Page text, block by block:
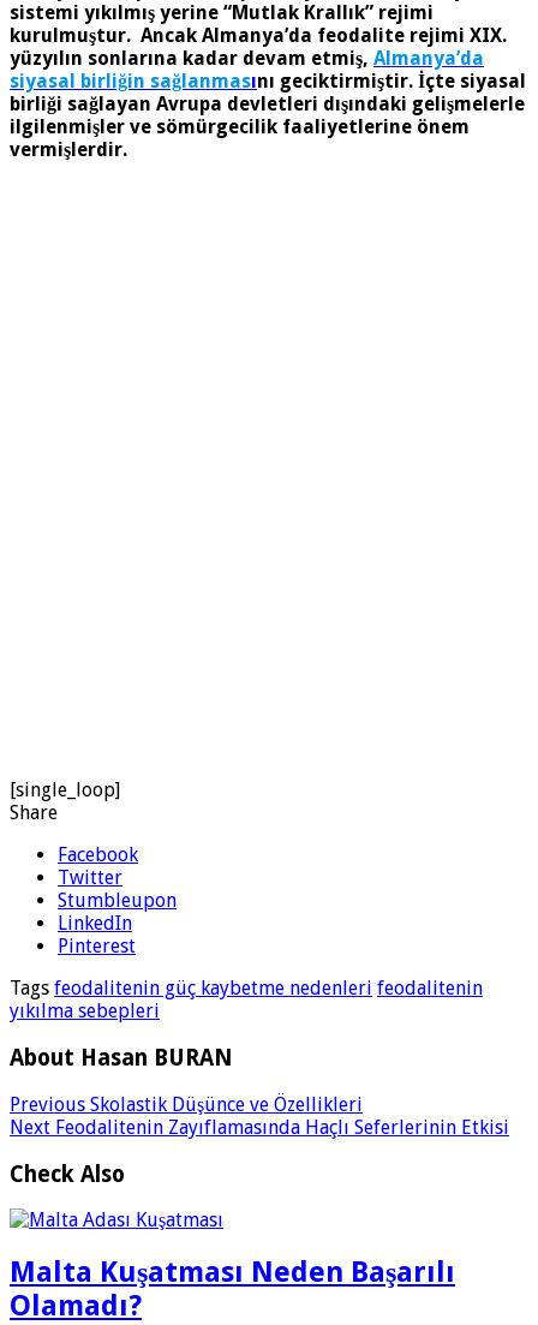
sistemi yıkılmış yerine “Mutlak Krallık” rejimi
kurulmuştur. Ancak Almanya’da feodalite rejimi XIX.
yüzyılın sonlarına kadar devam etmiş, Almanya’da
siyasal birliğin sağlanmasını geciktirmiştir. İçte siyasal
birliği sağlayan Avrupa devletleri dışındaki gelişmelerle
ilgilenmişler ve sömürgecilik faaliyetlerine önem
vermişlerdir.
[single_loop]
Share
Facebook
Twitter
Stumbleupon
LinkedIn
Pinterest
Tags feodalitenin güç kaybetme nedenleri feodalitenin
yıkılma sebepleri
About Hasan BURAN
Previous Skolastik Düşünce ve Özellikleri
Next Feodalitenin Zayıflamasında Haçlı Seferlerinin Etkisi
Check Also
Malta Kuşatması Neden Başarılı
Olamadı?